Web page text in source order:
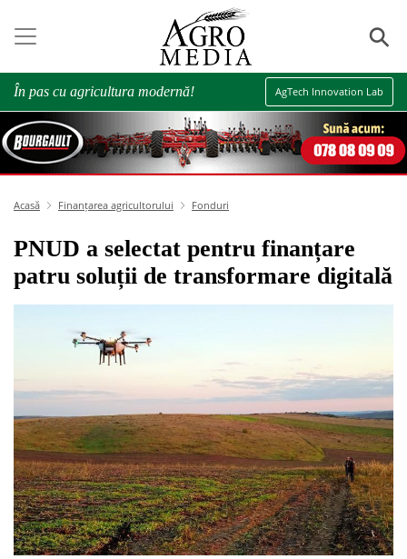
⚲
În pas cu agricultura modernă! AgTech Innovation Lab
Acasă Finanțarea agricultorului Fonduri
PNUD a selectat pentru finanțare
patru soluții de transformare digitală